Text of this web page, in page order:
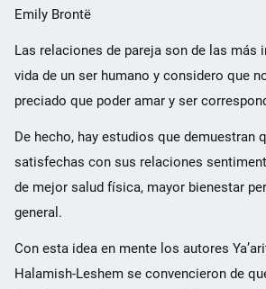
Emily Brontë
Las relaciones de pareja son de las más
vida de un ser humano y considero que
preciado que poder amar y ser
De hecho, hay estudios que demuestran
satisfechas con sus relaciones
de mejor salud física, mayor bienestar
general.
Con esta idea en mente los autores
Halamish-Leshem se convencieron de